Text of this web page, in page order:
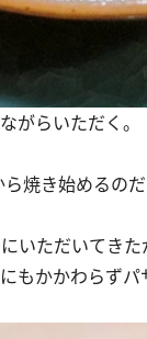
がらいただく。
焼き始めるの
いただいてき
もかかわらず